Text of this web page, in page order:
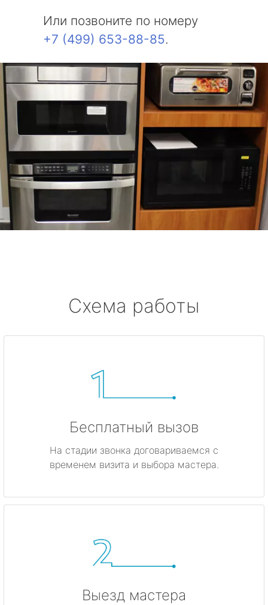
Или позвоните по номеру
+7 (499) 653-88-85.
Схема работы
Бесплатный вызов
На стадии звонка договариваемся с
временем визита и выбора мастера.
Выезд мастера